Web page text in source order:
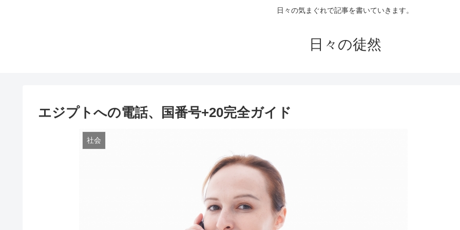
日々の気まぐれで記事を書いていきます。
日々の徒然
エジプトへの電話、国番号+20完全ガイド
社会